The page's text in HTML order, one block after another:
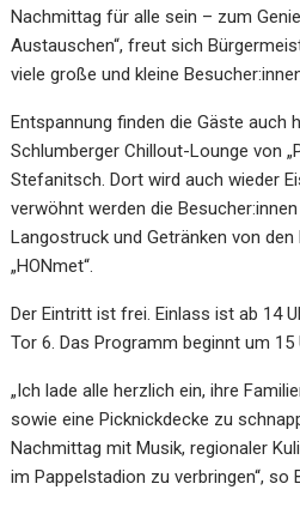
Nachmittag für alle sein – zum
Austauschen“, freut sich
viele große und kleine
Entspannung finden die Gäste auch
Schlumberger Chillout-Lounge von
Stefanitsch. Dort wird auch wieder
verwöhnt werden die Besucher:innen
Langostruck und Getränken von
„HONmet“.
Der Eintritt ist frei. Einlass ist ab 14
Tor 6. Das Programm beginnt um 15
„Ich lade alle herzlich ein, ihre
sowie eine Picknickdecke zu
Nachmittag mit Musik, regionaler
im Pappelstadion zu verbringen“, so